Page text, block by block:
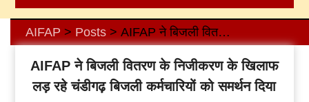
AIFAP > Posts> AIFAP ने बिजली वितरण के निजीकरण के खिलाफ लड़ रहे चंडीगढ़ बिजली कर्मचारियों को समर्थन दिया
AIFAP ने बिजली वितरण के निजीकरण के खिलाफ
लड़ रहे चंडीगढ़ बिजली कर्मचारियों को समर्थन दिया